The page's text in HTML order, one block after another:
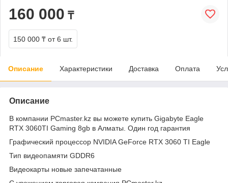
160 000 ₸
150 000 ₸ от 6 шт.
Описание Характеристики Доставка Оплата
Описание
В компании PCmaster.kz вы можете купить Gigabyte Eagle
RTX 3060TI Gaming 8gb в Алматы. Один год гарантия
Графический процессор NVIDIA GeForce RTX 3060 TI Eagle
Тип видеопамяти GDDR6
Видеокарты новые запечатанные